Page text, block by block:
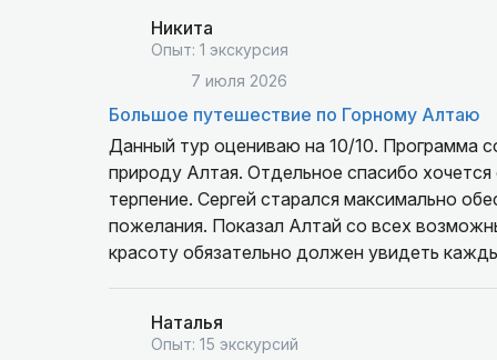
качества.
Благодарю за прекрасный отдых.
Никита
Опыт: 1 экскурсия
7 июля 2026
Большое путешествие по Горному Алтаю
Данный тур оцениваю на 10/10. Программа
природу Алтая. Отдельное спасибо хочется сказать гиду-водителю Сергею за профессионализм и
терпение. Сергей старался максимально
пожелания. Показал Алтай со всех
красоту обязательно должен увидеть
Наталья
Опыт: 15 экскурсий